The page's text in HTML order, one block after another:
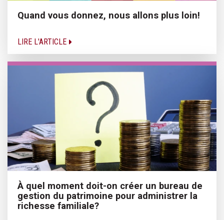
Quand vous donnez, nous allons plus loin!
LIRE L'ARTICLE
À quel moment doit-on créer un bureau de
gestion du patrimoine pour administrer la
richesse familiale?